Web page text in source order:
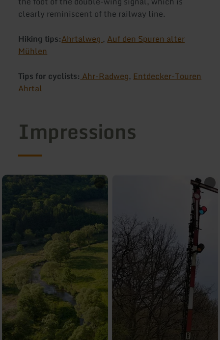
clearly reminiscent of the railway line.
Hiking tips:Ahrtalweg , Auf den Spuren alter
Mühlen
Tips for cyclists: Ahr-Radweg, Entdecker-Touren
Ahrtal
Impressions